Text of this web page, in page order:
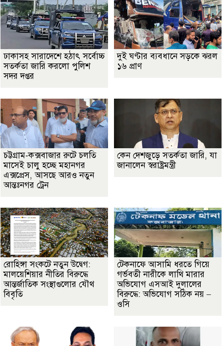
ঢাকাসহ সারাদেশে হঠাৎ সর্বোচ্চ
সতর্কতা জা‌রি করলো পুলিশ
সদর দপ্তর
দুই ঘণ্টার ব্যবধানে সড়কে ঝরল
১৬ প্রাণ
চট্টগ্রাম-কক্সবাজার রুটে চলতি
মাসেই চালু হচ্ছে মহানগর
এক্সপ্রেস, আসছে আরও নতুন
আন্তঃনগর ট্রেন
কেন দেশজুড়ে সতর্কতা জারি, যা
জানালেন স্বরাষ্ট্রমন্ত্রী
রোহিঙ্গা সংকটে নতুন উদ্বেগ:
মালয়েশিয়ার নীতির বিরুদ্ধে
আন্তর্জাতিক সংস্থাগুলোর যৌথ
বিবৃতি
টেকনাফে আসামি ধরতে গিয়ে
গর্ভবতী নারীকে লাথি মারার
অভিযোগ এসআই দুলালের
বিরুদ্ধে: অভিযোগ সঠিক নয় –
ওসি